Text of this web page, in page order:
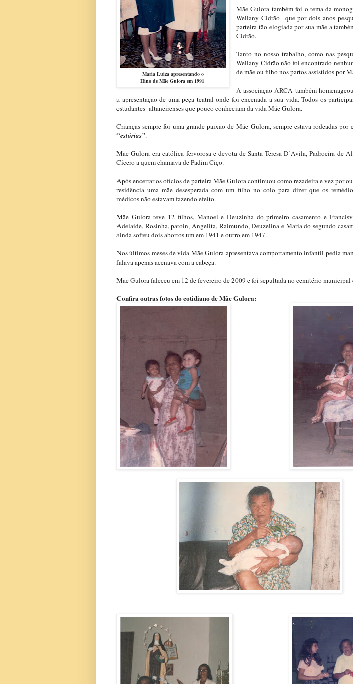
Maria Luiza apresentando o
Hino de Mãe Gulora em 1991
Mãe Gulora também foi o tema da
Wellany Cidrão que por dois anos
parteira tão elogiada por sua mãe a
Cidrão.
Tanto no nosso trabalho, como nas
Wellany Cidrão não foi encontrado
de mãe ou filho nos partos assistidos por
A associação ARCA também homenageou
a apresentação de uma peça teatral onde foi encenada a sua vida. Todos os
estudantes altaneirenses que pouco conheciam da vida Mãe Gulora.
Crianças sempre foi uma grande paixão deMãe Gulora, sempre estava rodeadas por
“estórias”.
Mãe Gulora era católica fervorosa e devota de Santa Teresa D`Avila, Padroeira de
Cícero a quem chamava de Padim Ciço.
Após encerrar os ofícios de parteiraMãe Guloracontinuou como rezadeira e vez por
residência uma mãe desesperada com um filho no colo para dizer que os
médicos não estavam fazendo efeito.
Mãe Gulora teve 12 filhos, Manoel e Deuzinha do primeiro casamento e
Adelaide, Rosinha, patoin, Angelita, Raimundo, Deuzelina e Maria do segundo
ainda sofreu dois abortos um em 1941 e outro em 1947.
Nos últimos meses de vida Mãe Gulora apresentava comportamento infantil pedia
falava apenas acenava com a cabeça.
Mãe Gulora faleceu em 12 de fevereiro de 2009 e foi sepultada no cemitério
Confira outras fotos do cotidiano de Mãe Gulora: